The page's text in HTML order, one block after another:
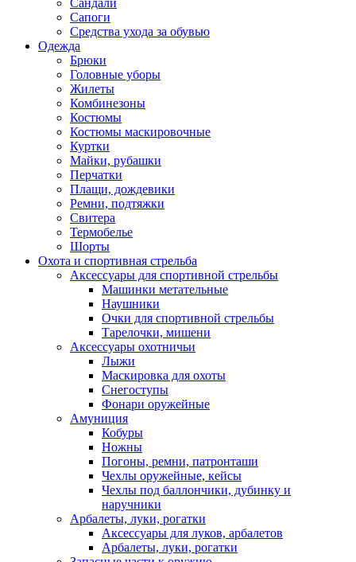
Сандали
Сапоги
Средства ухода за обувью
Одежда
Брюки
Головные уборы
Жилеты
Комбинезоны
Костюмы
Костюмы маскировочные
Куртки
Майки, рубашки
Перчатки
Плащи, дождевики
Ремни, подтяжки
Свитера
Термобелье
Шорты
Охота и спортивная стрельба
Аксессуары для спортивной стрельбы
Машинки метательные
Наушники
Очки для спортивной стрельбы
Тарелочки, мишени
Аксессуары охотничьи
Лыжи
Маскировка для охоты
Снегоступы
Фонари оружейные
Амуниция
Кобуры
Ножны
Погоны, ремни, патронташи
Чехлы оружейные, кейсы
Чехлы под баллончики, дубинку и
наручники
Арбалеты, луки, рогатки
Аксессуары для луков, арбалетов
Арбалеты, луки, рогатки